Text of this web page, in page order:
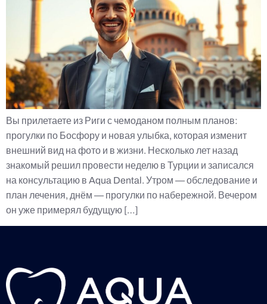
Вы прилетаете из Риги с чемоданом полным планов:
прогулки по Босфору и новая улыбка, которая изменит
внешний вид на фото и в жизни. Несколько лет назад
знакомый решил провести неделю в Турции и записался
на консультацию в Aqua Dental. Утром — обследование и
план лечения, днём — прогулки по набережной. Вечером
он уже примерял будущую […]